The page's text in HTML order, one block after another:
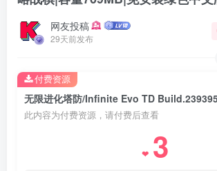
网友投稿
29天前发布
此内容为付费资源，请付费后查看
❤ 3
付费资源